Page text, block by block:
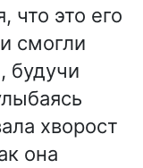
что это его
смогли
будучи
хворост
она